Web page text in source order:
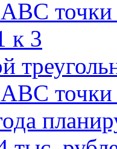
точки
к 3